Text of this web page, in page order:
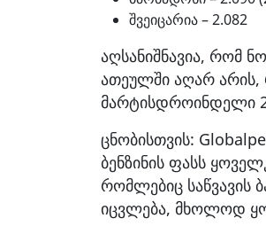
შვეიცარია – 2.082
აღსანიშნავია, რომ
ათეულში აღარ არის,
მარტისდროინდელი
ცნობისთვის:
ბენზინის ფასს
რომლებიც საწვავის
იცვლება, მხოლოდ